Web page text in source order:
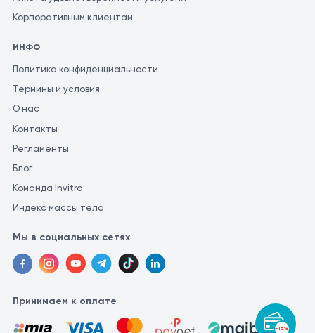
-15%
Корпоративным клиентам
ИНФО
Политика конфиденциальности
Термины и условия
О нас
Контакты
Регламенты
Блог
Команда Invitro
Индекс массы тела
Мы в социальных сетях
Принимаем к оплате